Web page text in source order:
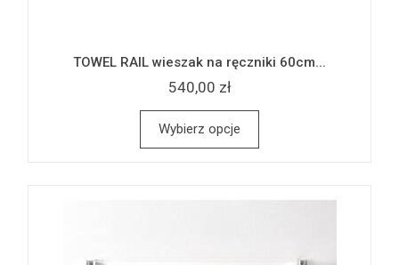
TOWEL RAIL wieszak na ręczniki 60cm...
540,00 zł
Wybierz opcje